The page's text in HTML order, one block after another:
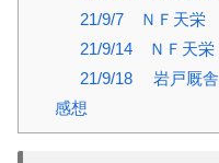
21/9/7 ＮＦ天栄
21/9/14 ＮＦ天栄
21/9/18 岩戸厩舎
感想